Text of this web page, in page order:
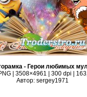
- Герои любимых
| 3508×4961 | 300 dpi |
Автор: sergey1971